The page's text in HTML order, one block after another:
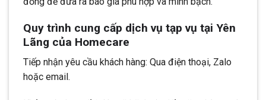
Quy trình cung cấp dịch vụ tạp vụ tại Yên
Lãng của Homecare
Tiếp nhận yêu cầu khách hàng: Qua điện thoại, Zalo
hoặc email.